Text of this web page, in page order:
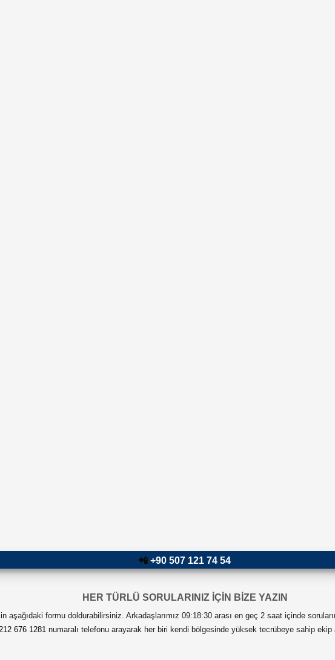
📲+90 507 121 74 54
HER TÜRLÜ SORULARINIZ İÇİN BİZE YAZIN
aşağıdaki formu doldurabilirsiniz. Arkadaşlarımız 09:18:30 arası en geç 2 saat içinde
676 1281numaralı telefonu arayarak her biri kendi bölgesinde yüksek tecrübeye sahip ekip